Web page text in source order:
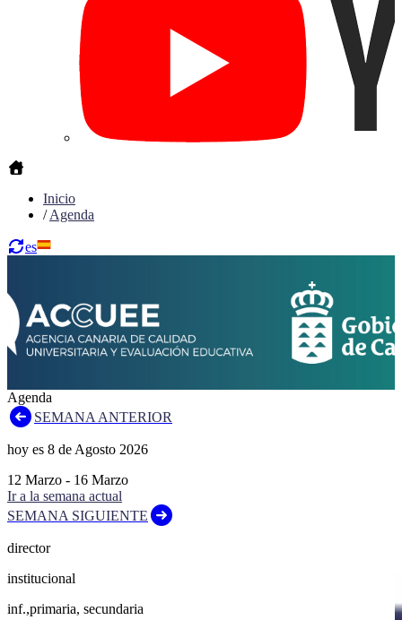
Inicio
/Agenda
es
Agenda
SEMANA ANTERIOR
hoy es 8 de Agosto 2026
12 Marzo - 16 Marzo
Ir a la semana actual
SEMANA SIGUIENTE
director
institucional
inf.,primaria, secundaria